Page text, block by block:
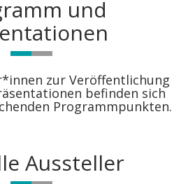
und
zur Veröffentlichung
befinden sich
Programmpunkten.
Aussteller